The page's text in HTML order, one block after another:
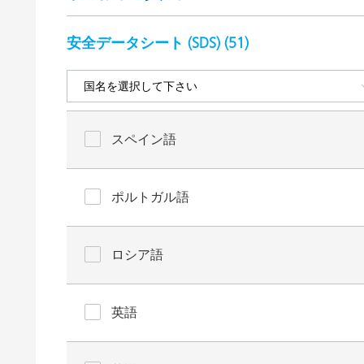
安全データシート (SDS) (51)
スペイン語
ポルトガル語
ロシア語
英語